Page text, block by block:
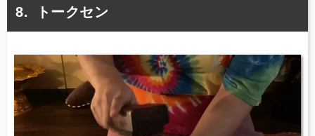
トークセン